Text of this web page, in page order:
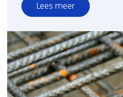
Lees meer
over
IenW,
RWS
en
TNO
verlengen
Afsprakenkader